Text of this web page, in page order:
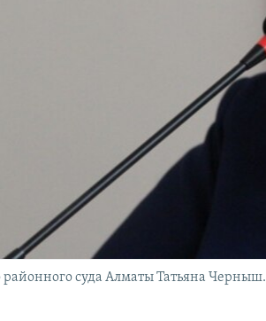
районного суда Алматы Татьяна